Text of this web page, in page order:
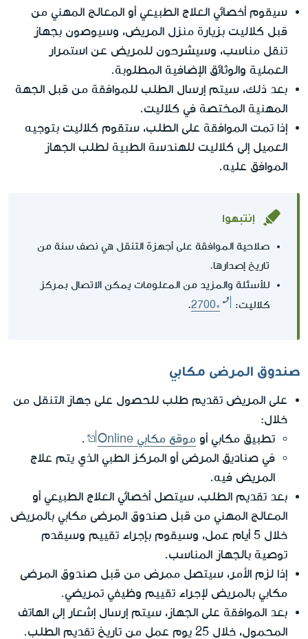
سيقوم أخصائي العلاج الطبيعي أو المعالج المهني من
قبل كلاليت بزيارة منزل المريض، وسيوصون بجهاز
تنقل مناسب، وسيشرحون للمريض عن استمرار
العملية والوثائق الإضافية المطلوبة.
بعد ذلك، سيتم إرسال الطلب للموافقة من قبل الجهة
المهنية المختصة في كلاليت.
إذا تمت الموافقة على الطلب، ستقوم كلاليت بتوجيه
العميل إلى كلاليت للهندسة الطبية لطلب الجهاز
الموافق عليه.
إنتبهوا
صلاحية الموافقة على أجهزة التنقل هي نصف سنة من
تاريخ إصدارها.
للأسئلة والمزيد من المعلومات يمكن الاتصال بمركز
كلاليت:
2700*
.
صندوق المرضى مكابي
على المريض تقديم طلب للحصول على جهاز التنقل من
خلال:
تطبيق مكابي أو موقع مكابي Online
.
في صناديق المرضى أو المركز الطبي الذي يتم علاج
المريض فيه.
بعد تقديم الطلب، سيتصل أخصائي العلاج الطبيعي أو
المعالج المهني من قبل صندوق المرضى مكابي بالمريض
خلال 5 أيام عمل، وسيقوم بإجراء تقييم وسيقدم
توصية بالجهاز المناسب.
إذا لزم الأمر، سيتصل ممرض من قبل صندوق المرضى
مكابي بالمريض لإجراء تقييم وظيفي تمريضي.
بعد الموافقة على الجهاز، سيتم إرسال إشعار إلى الهاتف
المحمول، خلال 25 يوم عمل من تاريخ تقديم الطلب.